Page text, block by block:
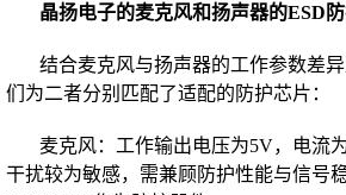
晶扬电子的麦克风和扬声器的ESD
结合麦克风与扬声器的工作参数差
们为二者分别匹配了适配的防护芯片：
麦克风：工作输出电压为5V，电流
干扰较为敏感，需兼顾防护性能与信号